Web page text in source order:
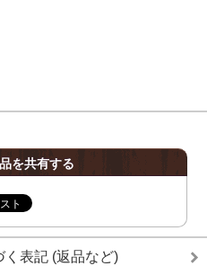
を共有する
表記 (返品など)